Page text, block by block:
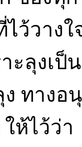
ไว้วาง
าะลุงเ
ง ทาง
ห้ไว้ว่า